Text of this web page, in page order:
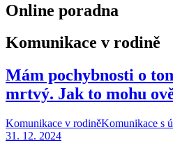
Online poradna
Komunikace v rodině
Mám pochybnosti o
mrtvý. Jak to mohu
Komunikace v rodiněKomunikace s
31. 12. 2024